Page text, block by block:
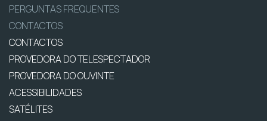
PERGUNTAS FREQUENTES
CONTACTOS
CONTACTOS
PROVEDORA DO TELESPECTADOR
PROVEDORA DO OUVINTE
ACESSIBILIDADES
SATÉLITES